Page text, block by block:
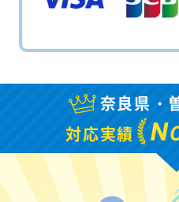
奈良県・
対応実績
N